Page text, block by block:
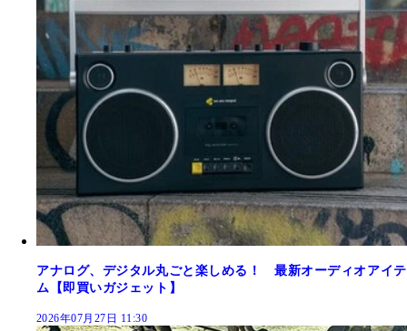
アナログ、デジタル丸ごと楽しめる！ 最新オーディオアイテ
ム【即買いガジェット】
2026年07月27日 11:30